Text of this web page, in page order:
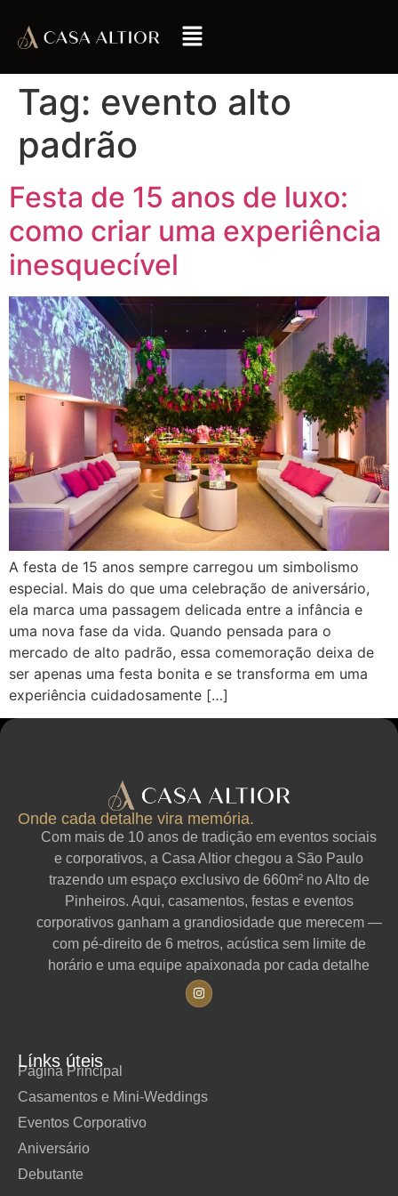
Tag: evento alto
padrão
Festa de 15 anos de luxo:
como criar uma experiência
inesquecível
A festa de 15 anos sempre carregou um simbolismo
especial. Mais do que uma celebração de aniversário,
ela marca uma passagem delicada entre a infância e
uma nova fase da vida. Quando pensada para o
mercado de alto padrão, essa comemoração deixa de
ser apenas uma festa bonita e se transforma em uma
experiência cuidadosamente […]
Onde cada detalhe vira memória.
Com mais de 10 anos de tradição em eventos sociais
e corporativos, a Casa Altior chegou a São Paulo
trazendo um espaço exclusivo de 660m² no Alto de
Pinheiros. Aqui, casamentos, festas e eventos
corporativos ganham a grandiosidade que merecem —
com pé-direito de 6 metros, acústica sem limite de
horário e uma equipe apaixonada por cada detalhe
Línks úteis
Página Principal
Casamentos e Mini-Weddings
Eventos Corporativo
Aniversário
Debutante